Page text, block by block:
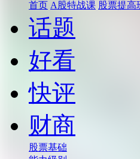
首页 A股特战课 股票提高
话题
好看
快评
财商
股票基础